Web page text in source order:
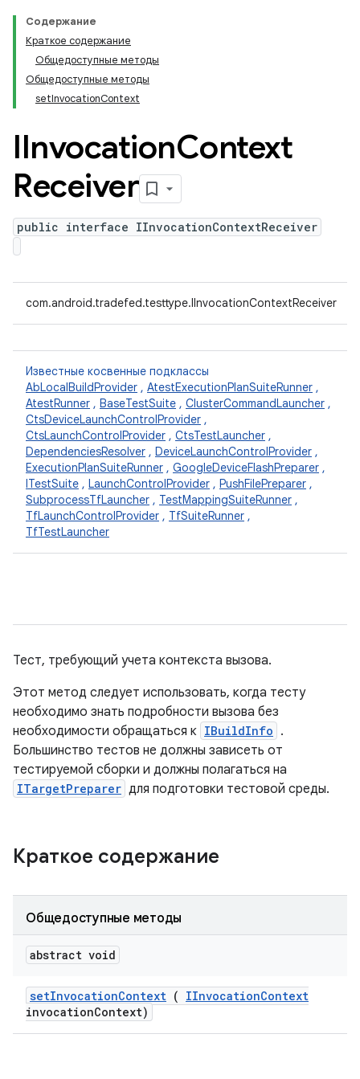
Содержание
Краткое содержание
Общедоступные методы
Общедоступные методы
setInvocationContext
IInvocationContext
Receiver
public interface IInvocationContextReceiver
com.android.tradefed.testtype.IInvocationContextReceiver
Известные косвенные подклассы
AbLocalBuildProvider , AtestExecutionPlanSuiteRunner ,
AtestRunner , BaseTestSuite , ClusterCommandLauncher ,
CtsDeviceLaunchControlProvider ,
CtsLaunchControlProvider , CtsTestLauncher ,
DependenciesResolver , DeviceLaunchControlProvider ,
ExecutionPlanSuiteRunner , GoogleDeviceFlashPreparer ,
ITestSuite , LaunchControlProvider , PushFilePreparer ,
SubprocessTfLauncher , TestMappingSuiteRunner ,
TfLaunchControlProvider , TfSuiteRunner ,
TfTestLauncher
Тест, требующий учета контекста вызова.
Этот метод следует использовать, когда тесту
необходимо знать подробности вызова без
необходимости обращаться к IBuildInfo .
Большинство тестов не должны зависеть от
тестируемой сборки и должны полагаться на
ITargetPreparer для подготовки тестовой среды.
Краткое содержание
Общедоступные методы
abstract void
setInvocationContext ( IInvocationContext
invocationContext)